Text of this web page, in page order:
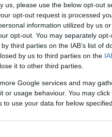
us, please use the below opt-out
opt-out request is processed
information utilized by us
opt-out. You may separately
third parties on the IAB’s list of
by us to third parties on the
it to other third parties.
Google services and may
or usage behaviour. You may
use your data for below